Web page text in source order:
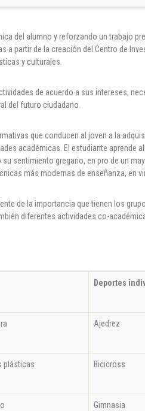
del alumno y reforzando un trabajo
a partir de la creación del Centro de
y culturales.
de acuerdo a sus intereses,
del futuro ciudadano.
que conducen al joven a la
académicas. El estudiante aprende
sentimiento gregario, en pro de un
más modernas de enseñanza, en
de la importancia que tienen los
diferentes actividades co-
Deportes
Ajedrez
plásticas Bicicross
Gimnasia